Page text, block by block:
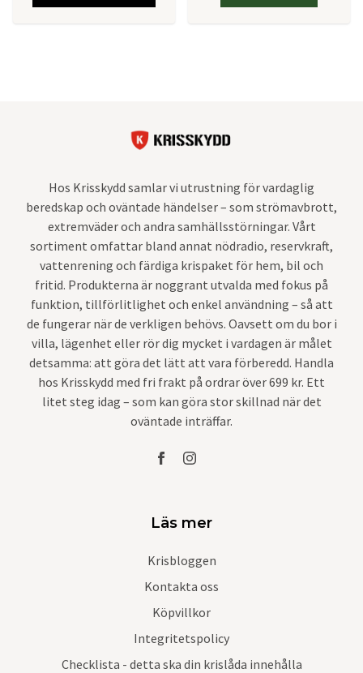
Hos Krisskydd samlar vi utrustning för vardaglig
beredskap och oväntade händelser – som strömavbrott,
extremväder och andra samhällsstörningar. Vårt
sortiment omfattar bland annat nödradio, reservkraft,
vattenrening och färdiga krispaket för hem, bil och
fritid. Produkterna är noggrant utvalda med fokus på
funktion, tillförlitlighet och enkel användning – så att
de fungerar när de verkligen behövs. Oavsett om du bor i
villa, lägenhet eller rör dig mycket i vardagen är målet
detsamma: att göra det lätt att vara förberedd. Handla
hos Krisskydd med fri frakt på ordrar över 699 kr. Ett
litet steg idag – som kan göra stor skillnad när det
oväntade inträffar.
Läs mer
Krisbloggen
Kontakta oss
Köpvillkor
Integritetspolicy
Checklista - detta ska din krislåda innehålla